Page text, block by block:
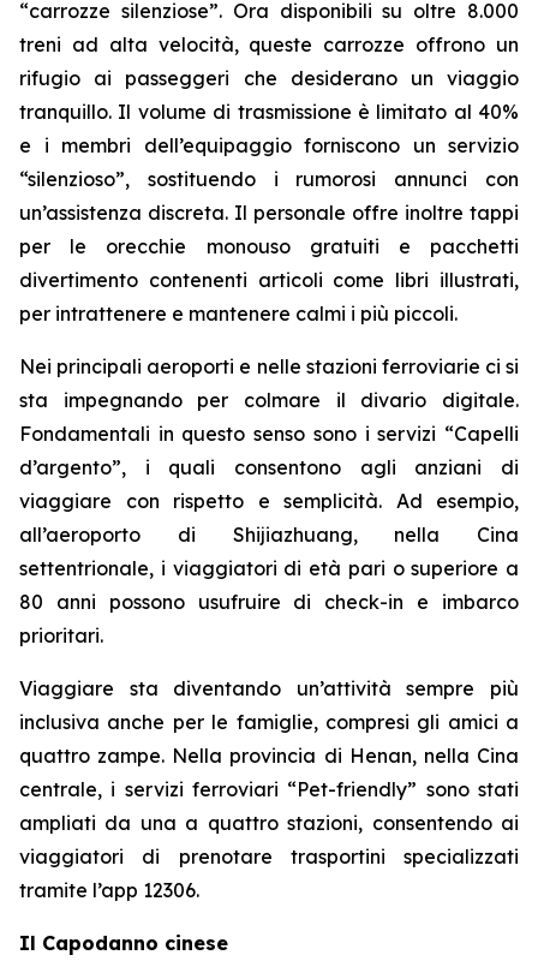
“carrozze silenziose”. Ora disponibili su oltre 8.000
treni ad alta velocità, queste carrozze offrono un
rifugio ai passeggeri che desiderano un viaggio
tranquillo. Il volume di trasmissione è limitato al 40%
e i membri dell’equipaggio forniscono un servizio
“silenzioso”, sostituendo i rumorosi annunci con
un’assistenza discreta. Il personale offre inoltre tappi
per le orecchie monouso gratuiti e pacchetti
divertimento contenenti articoli come libri illustrati,
per intrattenere e mantenere calmi i più piccoli.
Nei principali aeroporti e nelle stazioni ferroviarie ci si
sta impegnando per colmare il divario digitale.
Fondamentali in questo senso sono i servizi “Capelli
d’argento”, i quali consentono agli anziani di
viaggiare con rispetto e semplicità. Ad esempio,
all’aeroporto di Shijiazhuang, nella Cina
settentrionale, i viaggiatori di età pari o superiore a
80 anni possono usufruire di check-in e imbarco
prioritari.
Viaggiare sta diventando un’attività sempre più
inclusiva anche per le famiglie, compresi gli amici a
quattro zampe. Nella provincia di Henan, nella Cina
centrale, i servizi ferroviari “Pet-friendly” sono stati
ampliati da una a quattro stazioni, consentendo ai
viaggiatori di prenotare trasportini specializzati
tramite l’app 12306.
Il Capodanno cinese